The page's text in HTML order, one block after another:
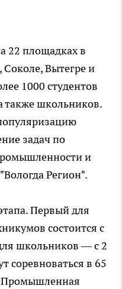
22 площадках в
Соколе, Вытегре и
1000 студентов
также школьников.
задач по
и
Регион".
Первый для
состоится с
школьников — с 2
соревноваться в 65